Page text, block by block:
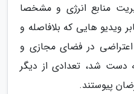
منابع انرژی و مشخصا
ویدیو هایی که بلافاصله و
در فضای مجازی و
شد، تعدادی از دیگر
پیوستند.